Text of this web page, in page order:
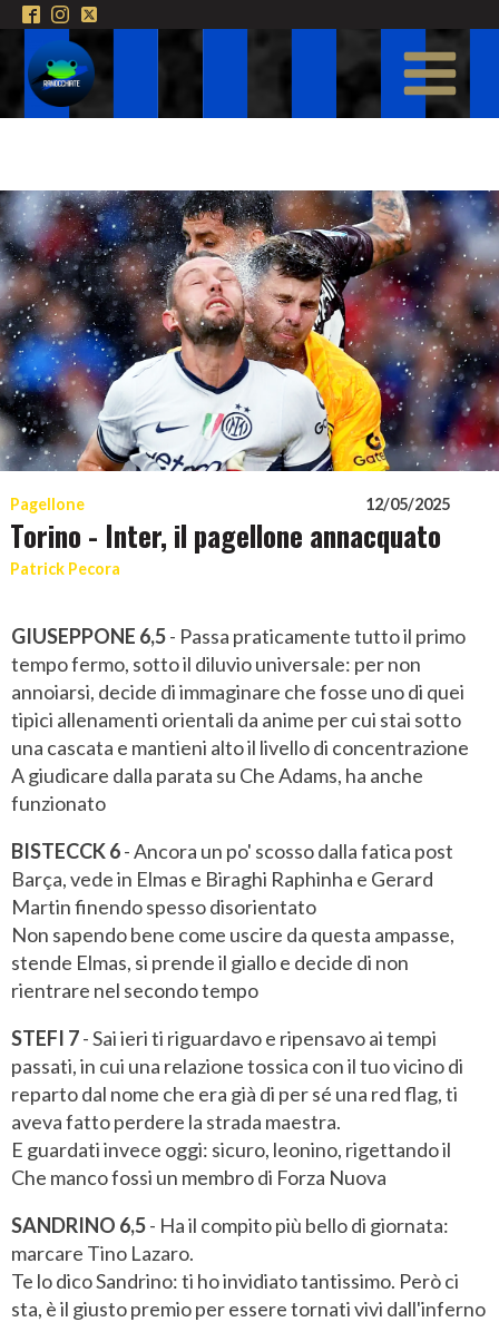
Pagellone 12/05/2025
Torino - Inter, il pagellone annacquato
Patrick Pecora
GIUSEPPONE 6,5- Passa praticamente tutto il primo
tempo fermo, sotto il diluvio universale: per non
annoiarsi, decide di immaginare che fosse uno di quei
tipici allenamenti orientali da anime per cui stai sotto
una cascata e mantieni alto il livello di concentrazione
A giudicare dalla parata su Che Adams, ha anche
funzionato
BISTECCK 6- Ancora un po' scosso dalla fatica post
Barça, vede in Elmas e Biraghi Raphinha e Gerard
Martin finendo spesso disorientato
Non sapendo bene come uscire da questa ampasse,
stende Elmas, si prende il giallo e decide di non
rientrare nel secondo tempo
STEFI 7- Sai ieri ti riguardavo e ripensavo ai tempi
passati, in cui una relazione tossica con il tuo vicino di
reparto dal nome che era già di per sé una red flag, ti
aveva fatto perdere la strada maestra.
E guardati invece oggi: sicuro, leonino, rigettando il
Che manco fossi un membro di Forza Nuova
SANDRINO 6,5- Ha il compito più bello di giornata:
marcare Tino Lazaro.
Te lo dico Sandrino: ti ho invidiato tantissimo. Però ci
sta, è il giusto premio per essere tornati vivi dall'inferno